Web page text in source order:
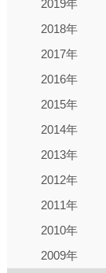
2019年
2018年
2017年
2016年
2015年
2014年
2013年
2012年
2011年
2010年
2009年